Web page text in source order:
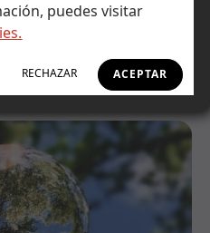
puedes visitar
ACEPTAR
RECHAZAR